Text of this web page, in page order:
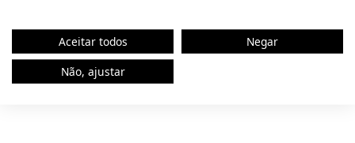
Aceitar todos
Negar
Não, ajustar